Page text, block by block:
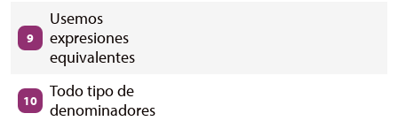
9
Usemos
expresiones
equivalentes
10
Todo tipo de
denominadores